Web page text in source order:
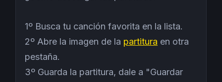
1º Busca tu canción favorita en la lista.
2º Abre la imagen de la partitura en otra
pestaña.
3º Guarda la partitura, dale a "Guardar